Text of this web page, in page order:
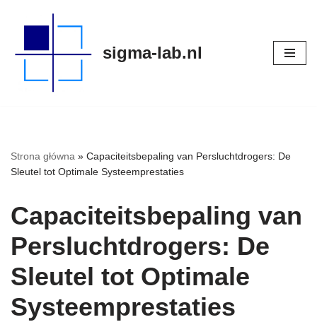
naar
sigma-lab.nl
Strona główna » Capaciteitsbepaling van Persluchtdrogers: De
Sleutel tot Optimale Systeemprestaties
Capaciteitsbepaling van
Persluchtdrogers: De
Sleutel tot Optimale
Systeemprestaties